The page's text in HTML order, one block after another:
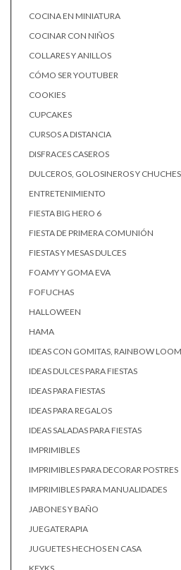
COCINA EN MINIATURA
COCINAR CON NIÑOS
COLLARES Y ANILLOS
CÓMO SER YOUTUBER
COOKIES
CUPCAKES
CURSOS A DISTANCIA
DISFRACES CASEROS
DULCEROS, GOLOSINEROS Y CHUCHES
ENTRETENIMIENTO
FIESTA BIG HERO 6
FIESTA DE PRIMERA COMUNIÓN
FIESTAS Y MESAS DULCES
FOAMY Y GOMA EVA
FOFUCHAS
HALLOWEEN
HAMA
IDEAS CON GOMITAS, RAINBOW
IDEAS DULCES PARA FIESTAS
IDEAS PARA FIESTAS
IDEAS PARA REGALOS
IDEAS SALADAS PARA FIESTAS
IMPRIMIBLES
IMPRIMIBLES PARA DECORAR POSTRES
IMPRIMIBLES PARA MANUALIDADES
JABONES Y BAÑO
JUEGATERAPIA
JUGUETES HECHOS EN CASA
KEYKS